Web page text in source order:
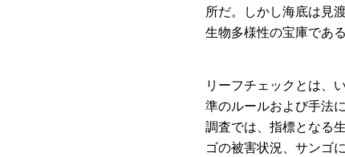
所だ。しかし海底は見
生物多様性の宝庫であ
リーフチェックとは、
準のルールおよび手法
調査では、指標となる
ゴの被害状況、サンゴ